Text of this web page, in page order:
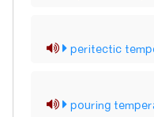
peritectic
pouring